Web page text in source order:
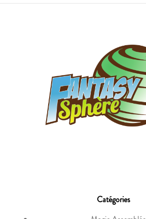
Catégories